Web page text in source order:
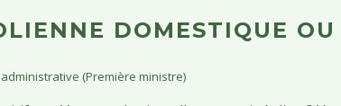
DOMESTIQUE OU
(Première ministre)